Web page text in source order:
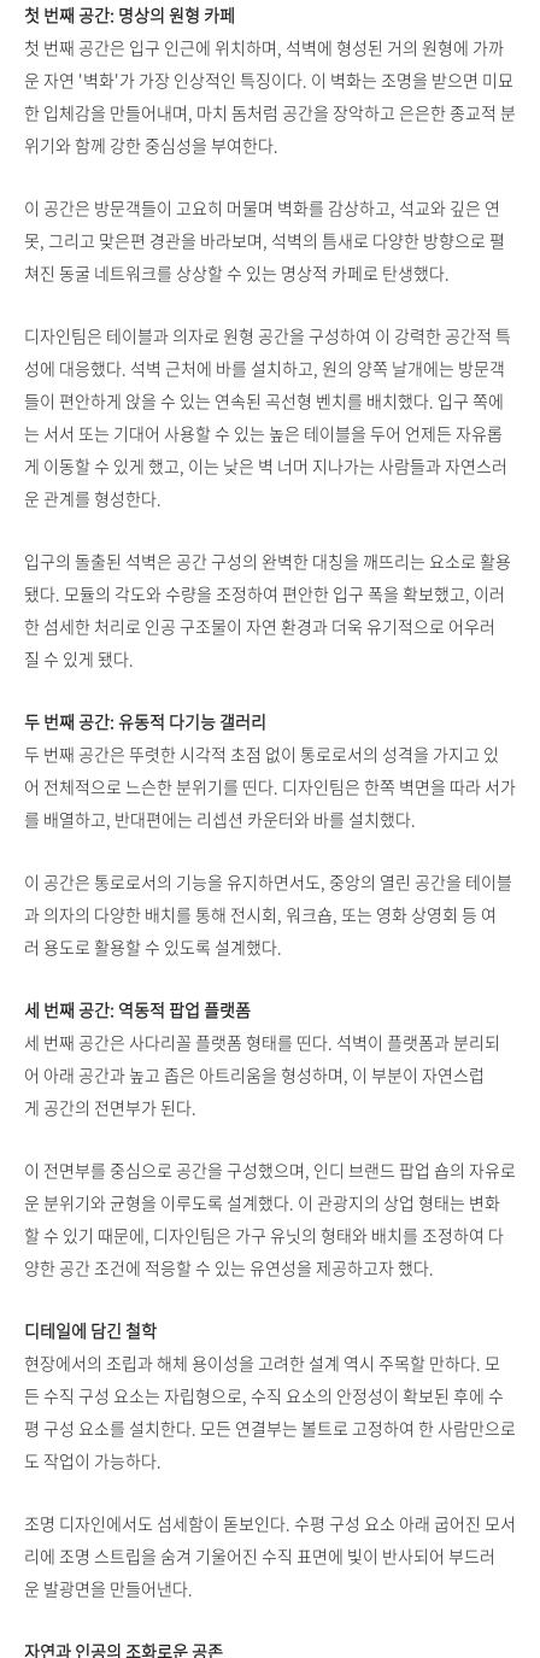
첫 번째 공간: 명상의 원형 카페
첫 번째 공간은 입구 인근에 위치하며, 석벽에 형성된 거의 원형에 가까
운 자연 '벽화'가 가장 인상적인 특징이다. 이 벽화는 조명을 받으면 미묘
한 입체감을 만들어내며, 마치 돔처럼 공간을 장악하고 은은한 종교적 분
위기와 함께 강한 중심성을 부여한다.
이 공간은 방문객들이 고요히 머물며 벽화를 감상하고, 석교와 깊은 연
못, 그리고 맞은편 경관을 바라보며, 석벽의 틈새로 다양한 방향으로 펼
쳐진 동굴 네트워크를 상상할 수 있는 명상적 카페로 탄생했다.
디자인팀은 테이블과 의자로 원형 공간을 구성하여 이 강력한 공간적 특
성에 대응했다. 석벽 근처에 바를 설치하고, 원의 양쪽 날개에는 방문객
들이 편안하게 앉을 수 있는 연속된 곡선형 벤치를 배치했다. 입구 쪽에
는 서서 또는 기대어 사용할 수 있는 높은 테이블을 두어 언제든 자유롭
게 이동할 수 있게 했고, 이는 낮은 벽 너머 지나가는 사람들과 자연스러
운 관계를 형성한다.
입구의 돌출된 석벽은 공간 구성의 완벽한 대칭을 깨뜨리는 요소로 활용
됐다. 모듈의 각도와 수량을 조정하여 편안한 입구 폭을 확보했고, 이러
한 섬세한 처리로 인공 구조물이 자연 환경과 더욱 유기적으로 어우러
질 수 있게 됐다.
두 번째 공간: 유동적 다기능 갤러리
두 번째 공간은 뚜렷한 시각적 초점 없이 통로로서의 성격을 가지고 있
어 전체적으로 느슨한 분위기를 띤다. 디자인팀은 한쪽 벽면을 따라 서가
를 배열하고, 반대편에는 리셉션 카운터와 바를 설치했다.
이 공간은 통로로서의 기능을 유지하면서도, 중앙의 열린 공간을 테이블
과 의자의 다양한 배치를 통해 전시회, 워크숍, 또는 영화 상영회 등 여
러 용도로 활용할 수 있도록 설계했다.
세 번째 공간: 역동적 팝업 플랫폼
세 번째 공간은 사다리꼴 플랫폼 형태를 띤다. 석벽이 플랫폼과 분리되
어 아래 공간과 높고 좁은 아트리움을 형성하며, 이 부분이 자연스럽
게 공간의 전면부가 된다.
이 전면부를 중심으로 공간을 구성했으며, 인디 브랜드 팝업 숍의 자유로
운 분위기와 균형을 이루도록 설계했다. 이 관광지의 상업 형태는 변화
할 수 있기 때문에, 디자인팀은 가구 유닛의 형태와 배치를 조정하여 다
양한 공간 조건에 적응할 수 있는 유연성을 제공하고자 했다.
디테일에 담긴 철학
현장에서의 조립과 해체 용이성을 고려한 설계 역시 주목할 만하다. 모
든 수직 구성 요소는 자립형으로, 수직 요소의 안정성이 확보된 후에 수
평 구성 요소를 설치한다. 모든 연결부는 볼트로 고정하여 한 사람만으로
도 작업이 가능하다.
조명 디자인에서도 섬세함이 돋보인다. 수평 구성 요소 아래 굽어진 모서
리에 조명 스트립을 숨겨 기울어진 수직 표면에 빛이 반사되어 부드러
운 발광면을 만들어낸다.
자연과 인공의 조화로운 공존